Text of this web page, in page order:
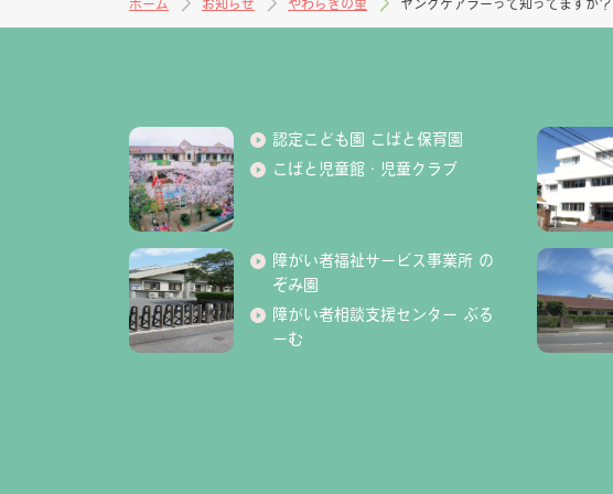
ホーム お知らせ やわらぎの里 ヤングケアラーって知ってますか？
認定こども園 こばと保育園
こばと児童館・児童クラブ
障がい者福祉サービス事業所 の
ぞみ園
障がい者相談支援センター ぶる
ーむ